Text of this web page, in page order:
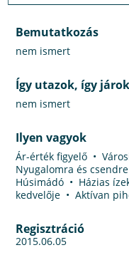
Bemutatkozás
nem ismert
Így utazok, így
nem ismert
Ilyen vagyok
Ár-érték figyelő •
Nyugalomra és
Húsimádó • Házias
kedvelője • Aktívan
Regisztráció
2015.06.05